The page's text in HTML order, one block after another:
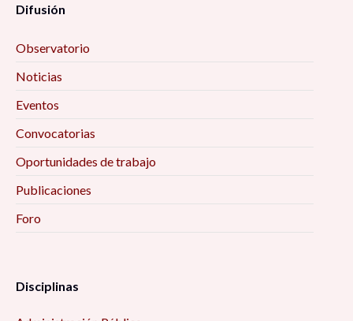
Difusión
Observatorio
Noticias
Eventos
Convocatorias
Oportunidades de trabajo
Publicaciones
Foro
Disciplinas